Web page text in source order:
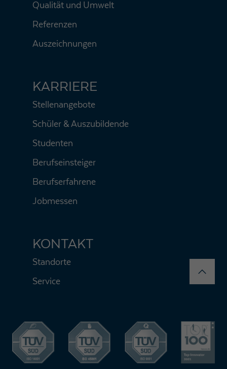
Qualität und Umwelt
Referenzen
Auszeichnungen
KARRIERE
Stellenangebote
Schüler & Auszubildende
Studenten
Berufseinsteiger
Berufserfahrene
Jobmessen
KONTAKT
Standorte
Service